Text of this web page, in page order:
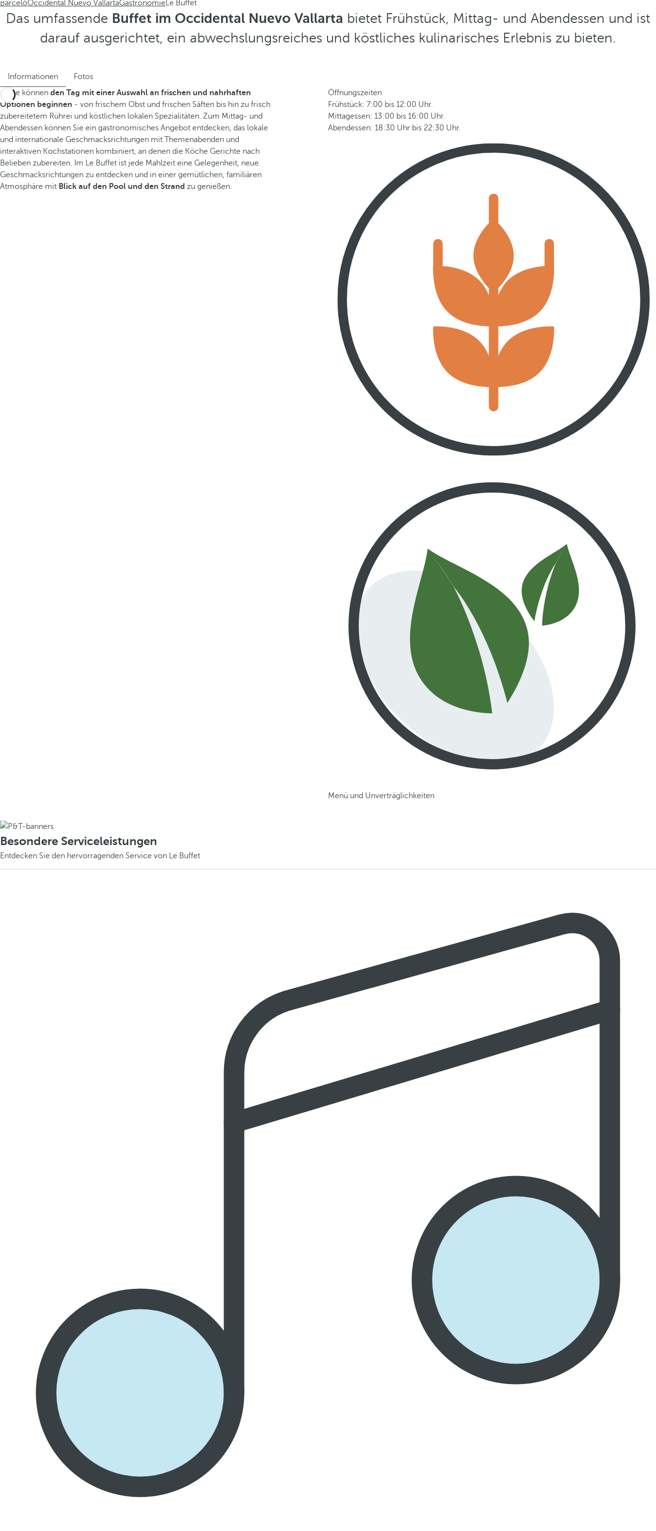
BarcelóOccidental Nuevo VallartaGastronomieLe Buffet
Das umfassende Buffet im Occidental Nuevo Vallarta bietet Frühstück, Mittag- und Abendessen und ist
darauf ausgerichtet, ein abwechslungsreiches und köstliches kulinarisches Erlebnis zu bieten.
Informationen
Fotos
Gäste können den Tag mit einer Auswahl an frischen und nahrhaften
Optionen beginnen - von frischem Obst und frischen Säften bis hin zu frisch
zubereitetem Rührei und köstlichen lokalen Spezialitäten. Zum Mittag- und
Abendessen können Sie ein gastronomisches Angebot entdecken, das lokale
und internationale Geschmacksrichtungen mit Themenabenden und
interaktiven Kochstationen kombiniert, an denen die Köche Gerichte nach
Belieben zubereiten. Im Le Buffet ist jede Mahlzeit eine Gelegenheit, neue
Geschmacksrichtungen zu entdecken und in einer gemütlichen, familiären
Atmosphäre mit Blick auf den Pool und den Strand zu genießen.
Öffnungszeiten
Frühstück: 7:00 bis 12:00 Uhr.
Mittagessen: 13:00 bis 16:00 Uhr.
Abendessen: 18:30 Uhr bis 22:30 Uhr.
Menü und Unverträglichkeiten
Besondere Serviceleistungen
Entdecken Sie den hervorragenden Service von Le Buffet